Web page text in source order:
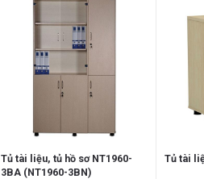
Tủ tài liệu, tủ hồ sơ NT1960-
3BA (NT1960-3BN)
Tủ tài